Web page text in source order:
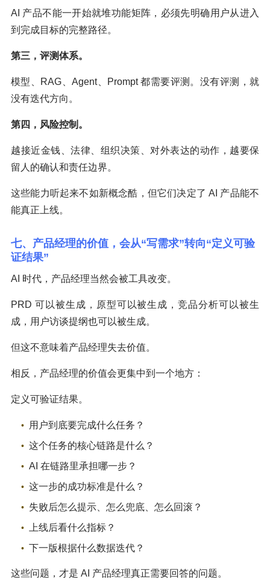
AI 产品不能一开始就堆功能矩阵，必须先明确用户从进入
到完成目标的完整路径。
第三，评测体系。
模型、RAG、Agent、Prompt 都需要评测。没有评测，就
没有迭代方向。
第四，风险控制。
越接近金钱、法律、组织决策、对外表达的动作，越要保
留人的确认和责任边界。
这些能力听起来不如新概念酷，但它们决定了 AI 产品能不
能真正上线。
七、产品经理的价值，会从“写需求”转向“定义可验
证结果”
AI 时代，产品经理当然会被工具改变。
PRD 可以被生成，原型可以被生成，竞品分析可以被生
成，用户访谈提纲也可以被生成。
但这不意味着产品经理失去价值。
相反，产品经理的价值会更集中到一个地方：
定义可验证结果。
用户到底要完成什么任务？
这个任务的核心链路是什么？
AI 在链路里承担哪一步？
这一步的成功标准是什么？
失败后怎么提示、怎么兜底、怎么回滚？
上线后看什么指标？
下一版根据什么数据迭代？
这些问题，才是 AI 产品经理真正需要回答的问题。